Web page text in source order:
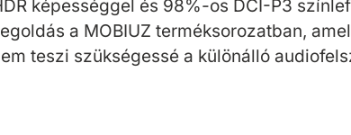
képességgel és 98%-os DCI-P3
a MOBIUZ terméksorozatban,
teszi szükségessé a különálló